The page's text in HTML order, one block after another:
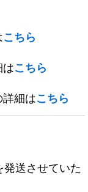
こちら
はこちら
細はこちら
送させていた